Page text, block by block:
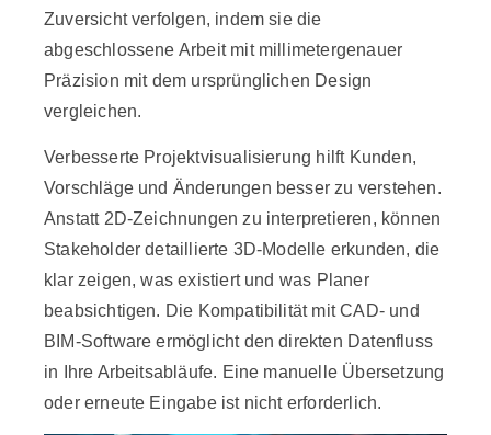
Zuversicht verfolgen, indem sie die
abgeschlossene Arbeit mit millimetergenauer
Präzision mit dem ursprünglichen Design
vergleichen.
Verbesserte Projektvisualisierung hilft Kunden,
Vorschläge und Änderungen besser zu verstehen.
Anstatt 2D-Zeichnungen zu interpretieren, können
Stakeholder detaillierte 3D-Modelle erkunden, die
klar zeigen, was existiert und was Planer
beabsichtigen. Die Kompatibilität mit CAD- und
BIM-Software ermöglicht den direkten Datenfluss
in Ihre Arbeitsabläufe. Eine manuelle Übersetzung
oder erneute Eingabe ist nicht erforderlich.